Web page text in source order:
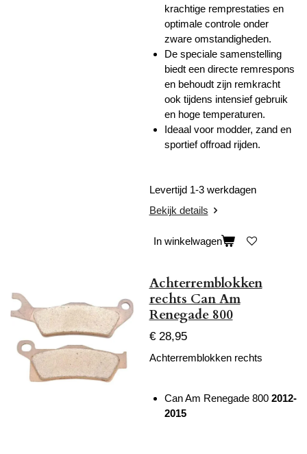
krachtige remprestaties en
optimale controle onder
zware omstandigheden.
De speciale samenstelling
biedt een directe remrespons
en behoudt zijn remkracht
ook tijdens intensief gebruik
en hoge temperaturen.
Ideaal voor modder, zand en
sportief offroad rijden.
Levertijd 1-3 werkdagen
Bekijk details
In winkelwagen
Achterremblokken
rechts Can Am
Renegade 800
€ 28,95
Achterremblokken rechts
Can Am Renegade 800 2012-
2015